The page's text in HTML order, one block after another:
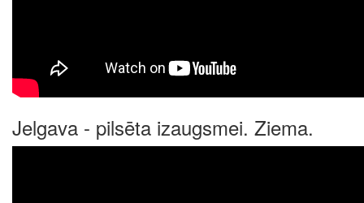
Jelgava - pilsēta izaugsmei. Ziema.